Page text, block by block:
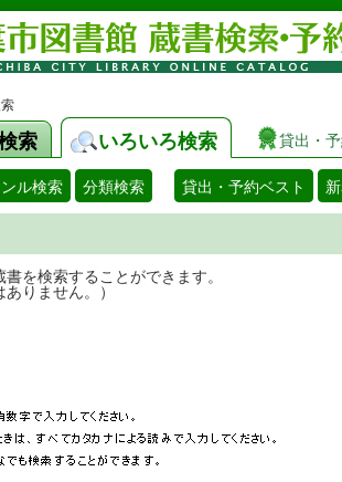
索 いろいろ検索 貸出・
ル検索 分類検索 貸出・予約ベスト
の蔵書を検索することがで
りません。）